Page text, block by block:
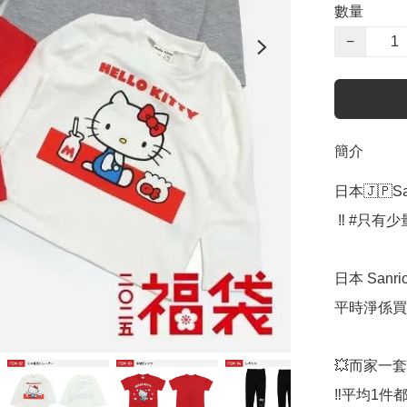
數量
−
簡介
日本
日本
平時淨係
💥而家一
‼️平均1件